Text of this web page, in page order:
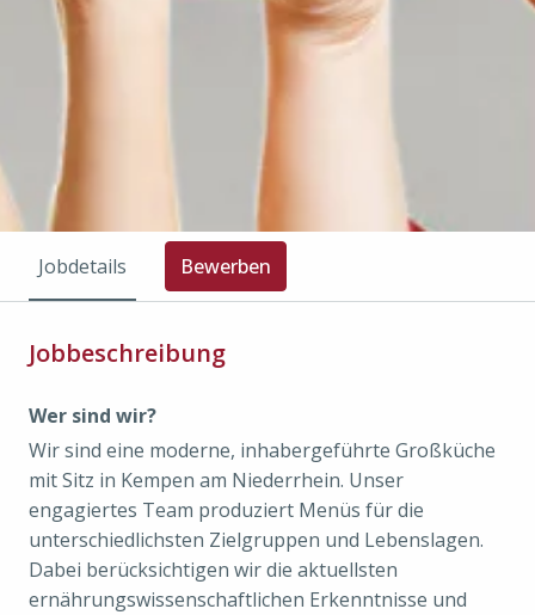
Jobdetails Bewerben
Jobbeschreibung
Wer sind wir?
Wir sind eine moderne, inhabergeführte Großküche
mit Sitz in Kempen am Niederrhein. Unser
engagiertes Team produziert Menüs für die
unterschiedlichsten Zielgruppen und Lebenslagen.
Dabei berücksichtigen wir die aktuellsten
ernährungswissenschaftlichen Erkenntnisse und